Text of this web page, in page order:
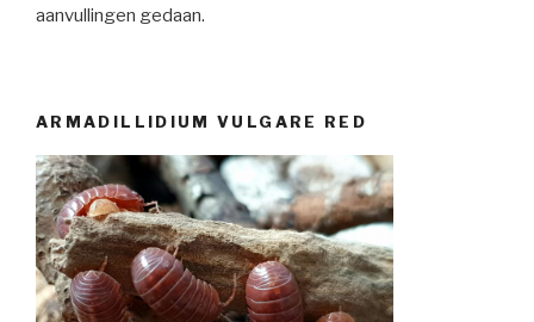
aanvullingen gedaan.
ARMADILLIDIUM VULGARE RED